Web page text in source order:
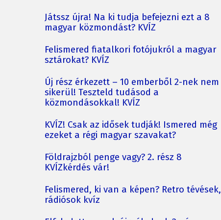
Játssz újra! Na ki tudja befejezni ezt a 8
magyar közmondást? KVÍZ
Felismered fiatalkori fotójukról a magyar
sztárokat? KVÍZ
Új rész érkezett – 10 emberből 2-nek nem
sikerül! Teszteld tudásod a
közmondásokkal! KVÍZ
KVÍZ! Csak az idősek tudják! Ismered még
ezeket a régi magyar szavakat?
Földrajzból penge vagy? 2. rész 8
KVÍZkérdés vár!
Felismered, ki van a képen? Retro tévések,
rádiósok kvíz